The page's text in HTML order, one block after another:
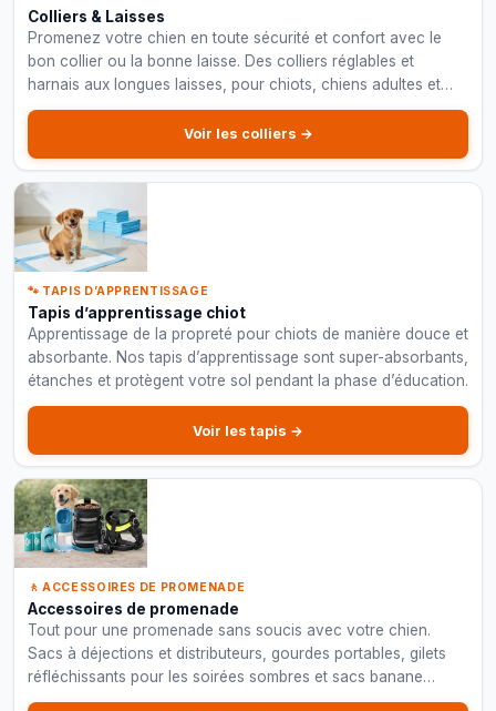
Colliers & Laisses
Promenez votre chien en toute sécurité et confort avec le
bon collier ou la bonne laisse. Des colliers réglables et
harnais aux longues laisses, pour chiots, chiens adultes et
grandes races.
Voir les colliers →
🐾 TAPIS D’APPRENTISSAGE
Tapis d’apprentissage chiot
Apprentissage de la propreté pour chiots de manière douce et
absorbante. Nos tapis d’apprentissage sont super-absorbants,
étanches et protègent votre sol pendant la phase d’éducation.
Voir les tapis →
🚶 ACCESSOIRES DE PROMENADE
Accessoires de promenade
Tout pour une promenade sans soucis avec votre chien.
Sacs à déjections et distributeurs, gourdes portables, gilets
réfléchissants pour les soirées sombres et sacs banane
pratiques.